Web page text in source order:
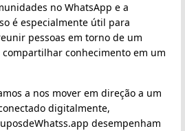
no WhatsApp e a
é especialmente útil para
pessoas em torno de um
compartilhar conhecimento em um
a nos mover em direção a um
digitalmente,
desempenham